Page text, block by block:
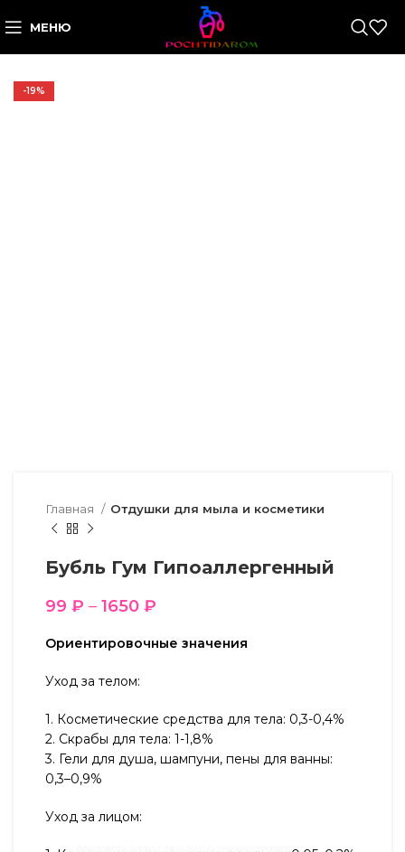
МЕНЮ
-19%
Главная Отдушки для мыла и косметики
Бубль Гум Гипоаллергенный
99 ₽ – 1650 ₽
Ориентировочные значения
Уход за телом:
1. Косметические средства для тела: 0,3-0,4%
2. Скрабы для тела: 1-1,8%
3. Гели для душа, шампуни, пены для ванны:
0,3–0,9%
Уход за лицом: